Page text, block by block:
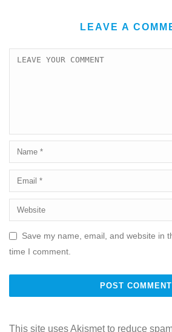
LEAVE A
Save my name, email, and website in
time I comment.
This site uses Akismet to reduce